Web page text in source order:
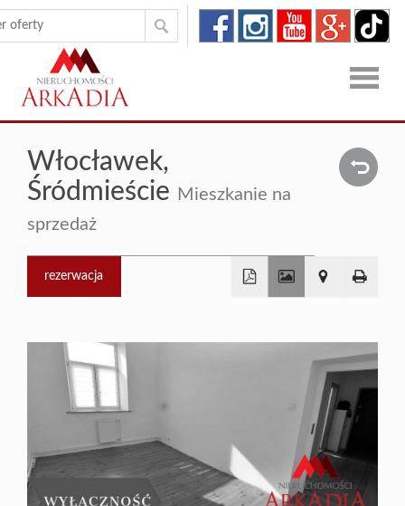
Strona
główna
Oferty
Dron
RODO
Włocławek,
Śródmieście Mieszkanie na
sprzedaż
rezerwacja
−